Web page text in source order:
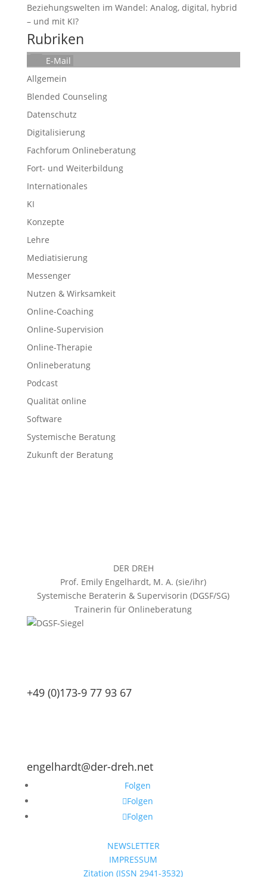
Beziehungswelten im Wandel: Analog, digital, hybrid
– und mit KI?
Rubriken
E-Mail
Allgemein
Blended Counseling
Datenschutz
Digitalisierung
Fachforum Onlineberatung
Fort- und Weiterbildung
Internationales
KI
Konzepte
Lehre
Mediatisierung
Messenger
Nutzen & Wirksamkeit
Online-Coaching
Online-Supervision
Online-Therapie
Onlineberatung
Podcast
Qualität online
Software
Systemische Beratung
Zukunft der Beratung
DER DREH
Prof. Emily Engelhardt, M. A. (sie/ihr)
Systemische Beraterin & Supervisorin (DGSF/SG)
Trainerin für Onlineberatung
+49 (0)173-9 77 93 67
engelhardt@der-dreh.net
Folgen
Folgen
Folgen
NEWSLETTER
IMPRESSUM
Zitation (ISSN 2941-3532)